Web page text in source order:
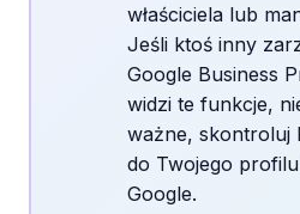
właściciela lub
Jeśli ktoś inny
Google Business
widzi te funkcje,
ważne, skontroluj
do Twojego
Google.